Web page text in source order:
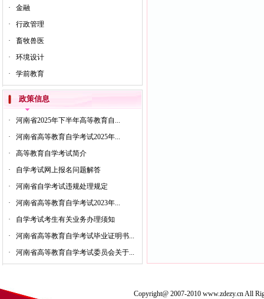
·
金融
·
行政管理
·
畜牧兽医
·
环境设计
·
学前教育
政策信息
·
河南省2025年下半年高等教育自...
·
河南省高等教育自学考试2025年...
·
高等教育自学考试简介
·
自学考试网上报名问题解答
·
河南省自学考试违规处理规定
·
河南省高等教育自学考试2023年...
·
自学考试考生有关业务办理须知
·
河南省高等教育自学考试毕业证明书...
·
河南省高等教育自学考试委员会关于...
Copyright@ 2007-2010 www.zdezy.cn All